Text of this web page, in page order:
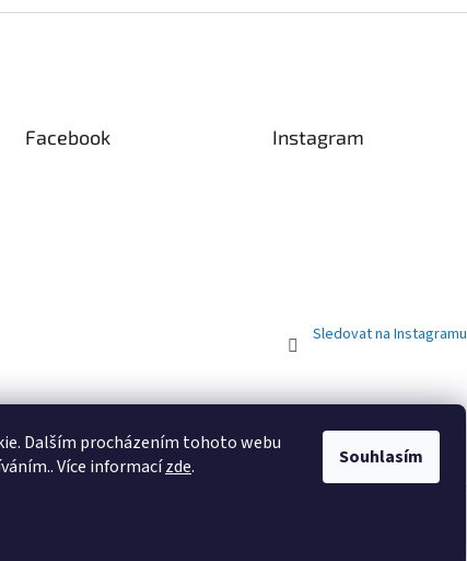
Dalším procházením tohoto webu
Více informacízde. Souhlasím
Facebook Instagram
Sledovat na Instagramu
PRODEJNA Registrační sleva 10%